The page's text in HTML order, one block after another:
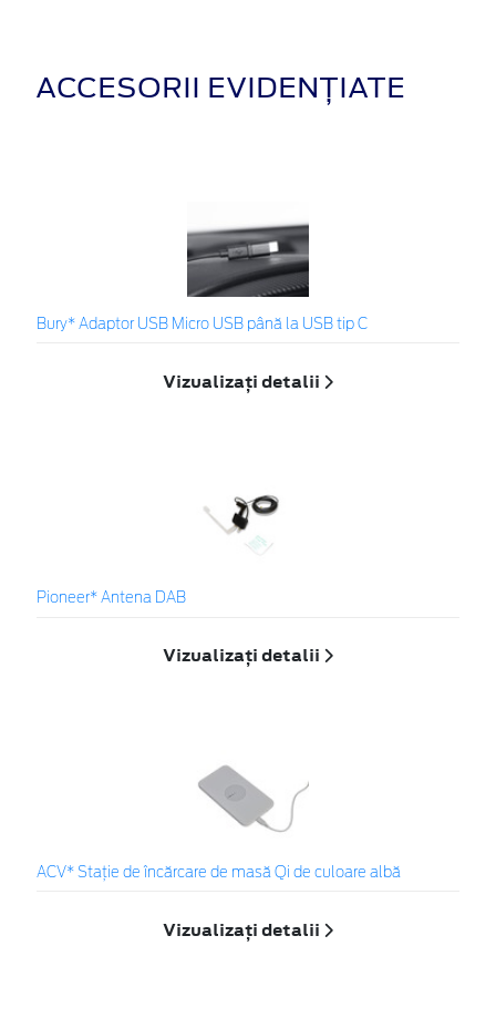
ACCESORII EVIDENȚIATE
Bury* Adaptor USB Micro USB până la USB tip C
Vizualizați detalii
Pioneer* Antena DAB
Vizualizați detalii
ACV* Stație de încărcare de masă Qi de culoare albă
Vizualizați detalii